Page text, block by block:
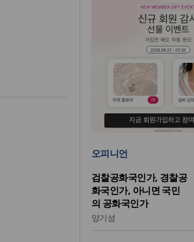
오피니언
검찰공화국인가, 경찰공
화국인가, 아니면 국민
의 공화국인가
양기성